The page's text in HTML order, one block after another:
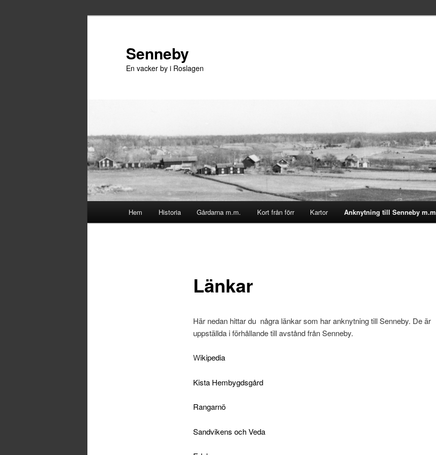
Senneby
En vacker by i Roslagen
Hem Historia Gårdarna m.m. Kort från förr Kartor Anknytning till Senneby m.m
Länkar
Här nedan hittar du några länkar som har anknytning till Senneby. De är
uppställda i förhållande till avstånd från Senneby.
Wikipedia
Kista Hembygdsgård
Rangarnö
Sandvikens och Veda